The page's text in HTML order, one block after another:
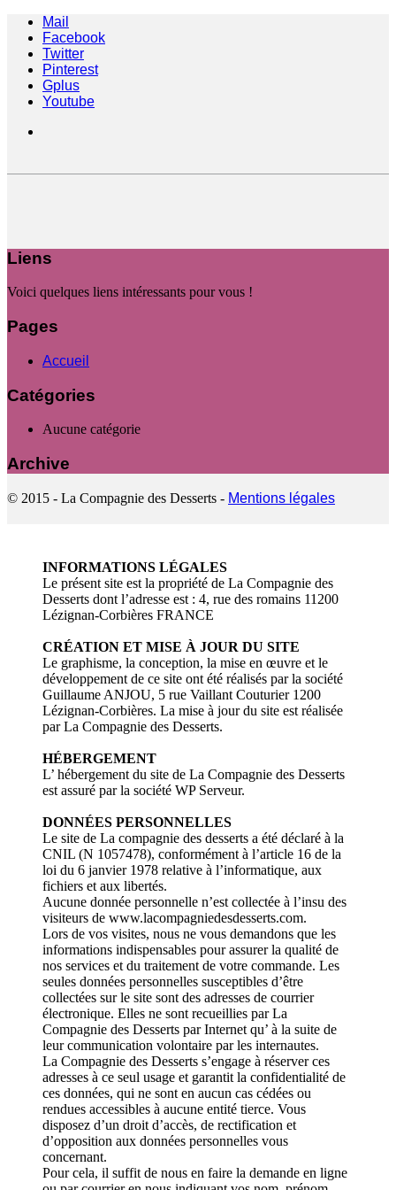
Mail
Facebook
Twitter
Pinterest
Gplus
Youtube
Liens
Voici quelques liens intéressants pour vous !
Pages
Accueil
Catégories
Aucune catégorie
Archive
© 2015 - La Compagnie des Desserts - Mentions légales
INFORMATIONS LÉGALES
Le présent site est la propriété de La Compagnie des
Desserts dont l’adresse est : 4, rue des romains 11200
Lézignan-Corbières FRANCE
CRÉATION ET MISE À JOUR DU SITE
Le graphisme, la conception, la mise en œuvre et le
développement de ce site ont été réalisés par la société
Guillaume ANJOU, 5 rue Vaillant Couturier 1200
Lézignan-Corbières. La mise à jour du site est réalisée
par La Compagnie des Desserts.
HÉBERGEMENT
L’ hébergement du site de La Compagnie des Desserts
est assuré par la société WP Serveur.
DONNÉES PERSONNELLES
Le site de La compagnie des desserts a été déclaré à la
CNIL (N 1057478), conformément à l’article 16 de la
loi du 6 janvier 1978 relative à l’informatique, aux
fichiers et aux libertés.
Aucune donnée personnelle n’est collectée à l’insu des
visiteurs de www.lacompagniedesdesserts.com.
Lors de vos visites, nous ne vous demandons que les
informations indispensables pour assurer la qualité de
nos services et du traitement de votre commande. Les
seules données personnelles susceptibles d’être
collectées sur le site sont des adresses de courrier
électronique. Elles ne sont recueillies par La
Compagnie des Desserts par Internet qu’ à la suite de
leur communication volontaire par les internautes.
La Compagnie des Desserts s’engage à réserver ces
adresses à ce seul usage et garantit la confidentialité de
ces données, qui ne sont en aucun cas cédées ou
rendues accessibles à aucune entité tierce. Vous
disposez d’un droit d’accès, de rectification et
d’opposition aux données personnelles vous
concernant.
Pour cela, il suffit de nous en faire la demande en ligne